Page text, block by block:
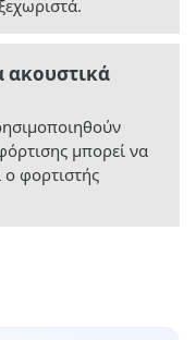
μπορεί να
ο φορτιστής